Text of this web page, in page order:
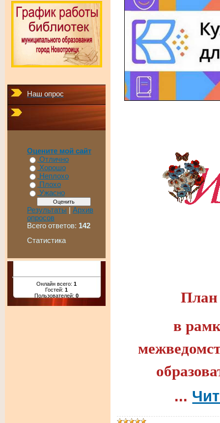
Наш опрос
Оцените мой сайт
Отлично
Хорошо
Неплохо
Плохо
Ужасно
Результаты | Архив
опросов
Всего ответов: 142
Статистика
Онлайн всего: 1
Гостей: 1
Пользователей: 0
в
...